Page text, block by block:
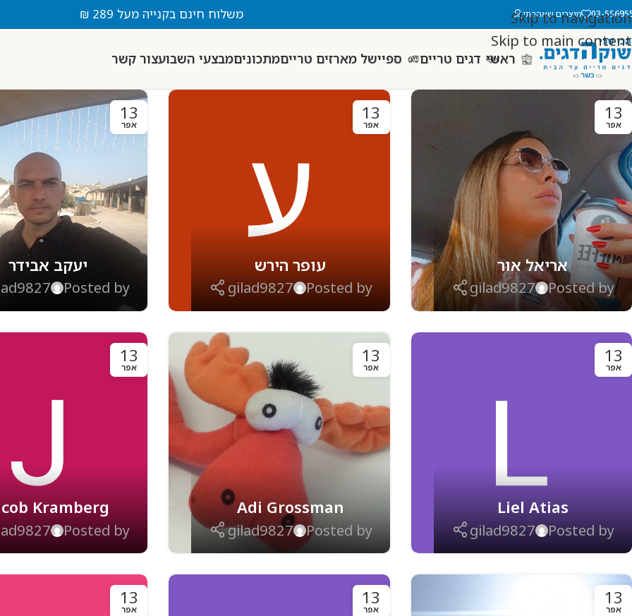
Skip to navigation
Skip to main content
03- מוצרים שאהבתי משלוח חינם בקנייה מעל 289 ₪
ראשי דגים טריים ספיישל מארזים טרייםמתכוניםמבצעי השבועצור קשר
13
אפר
אריאל אור
Posted by
gilad9827
13
אפר
עופר הירש
Posted by
gilad9827
13
אפר
יעקב אבידר
Posted by
13
אפר
Liel Atias
Posted by
gilad9827
13
אפר
Adi Grossman
Posted by
gilad9827
13
אפר
Kramberg
Posted by
13
אפר
13
אפר
13
אפר